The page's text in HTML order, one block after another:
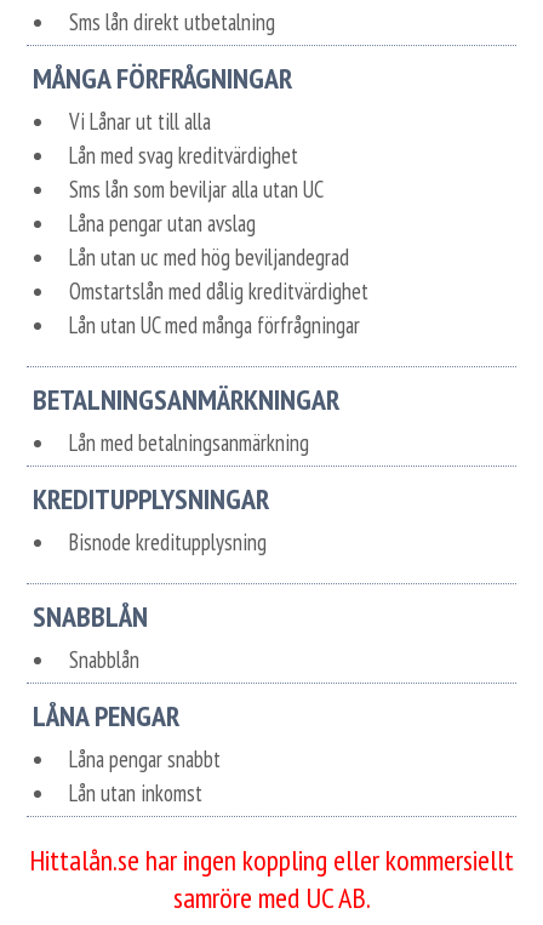
Sms lån direkt utbetalning
MÅNGA FÖRFRÅGNINGAR
Vi Lånar ut till alla
Lån med svag kreditvärdighet
Sms lån som beviljar alla utan UC
Låna pengar utan avslag
Lån utan uc med hög beviljandegrad
Omstartslån med dålig kreditvärdighet
Lån utan UC med många förfrågningar
BETALNINGSANMÄRKNINGAR
Lån med betalningsanmärkning
KREDITUPPLYSNINGAR
Bisnode kreditupplysning
SNABBLÅN
Snabblån
LÅNA PENGAR
Låna pengar snabbt
Lån utan inkomst
Hittalån.se har ingen koppling eller kommersiellt
samröre med UC AB.